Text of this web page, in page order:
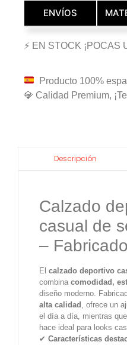
ENVÍOS
⚡ EN STOCK ¡POCAS
Producto 100%
💎 Calidad Premium,
Descripción
Calzado
casual de
–
El calzado deportivo
combina comodidad,
diseño moderno.
alta calidad , ofrece un
el día a día, mientras
hace ideal para looks
✔ Características